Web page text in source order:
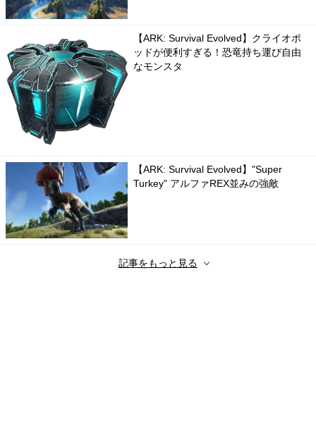
【ARK: Survival Evolved】クライオポ
ッドが便利すぎる！恐竜持ち運び自由
なモンスタ
【ARK: Survival Evolved】"Super
Turkey" アルファREX並みの強敵
記事をもっと見る